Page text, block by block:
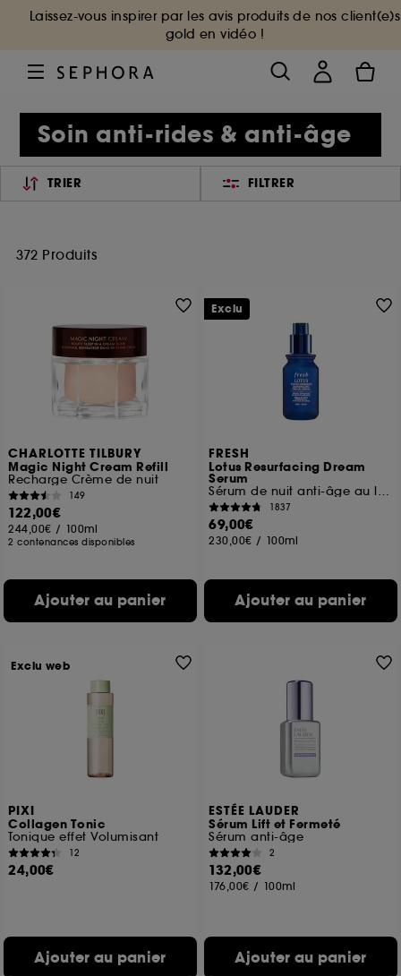
Laissez-vous inspirer par les avis produits de nos client(e)s
gold en vidéo !
Soin anti-rides & anti-âge
TRIER FILTRER
372 Produits
CHARLOTTE TILBURY
Magic Night Cream Refill
Recharge Crème de nuit
149
122,00€
244,00€ / 100ml
2 contenances disponibles
Ajouter au panier
FRESH
Lotus Resurfacing Dream
Serum
Sérum de nuit anti-âge au lotus et aux AHAs
1837
69,00€
230,00€ / 100ml
Ajouter au panier
Exclu
PIXI
Collagen Tonic
Tonique effet Volumisant
12
24,00€
Ajouter au panier
Exclu web
ESTÉE LAUDER
Sérum Lift et Fermeté
Sérum anti-âge
2
132,00€
176,00€ / 100ml
Ajouter au panier